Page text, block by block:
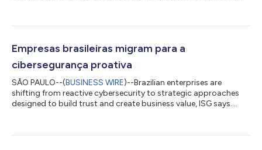
III), uma empresa global de pesquisa e consultoria em
Private/Hybrid Cloud — Data Center Services 2026 para o Brasil
aponta que as empresas...
Empresas brasileiras migram para a
cibersegurança proativa
SÃO PAULO--(BUSINESS WIRE)--Brazilian enterprises are
shifting from reactive cybersecurity to strategic approaches
designed to build trust and create business value, ISG says....